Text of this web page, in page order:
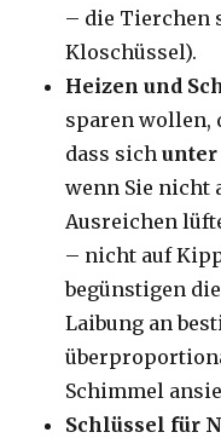
– die Tierchen
Kloschüssel).
Heizen und
sparen wollen,
dass sichunter
wenn Sie nicht
Ausreichen
– nicht auf
begünstigen
Laibung an
Schimmel
Schlüssel für